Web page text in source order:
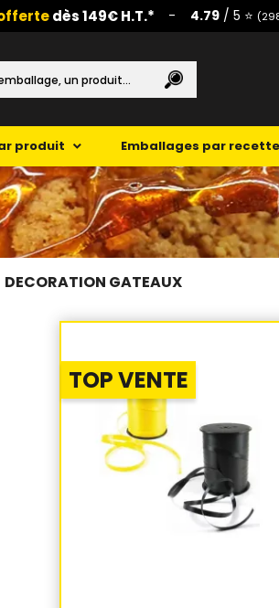
dès 149€ H.T.* - 4.79 / 5 ⭐️
produit Emballages par recette
DECORATION GATEAUX
TOP VENTE